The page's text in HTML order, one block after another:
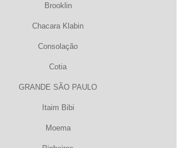
Brooklin
Chacara Klabin
Consolação
Cotia
GRANDE SÃO PAULO
Itaim Bibi
Moema